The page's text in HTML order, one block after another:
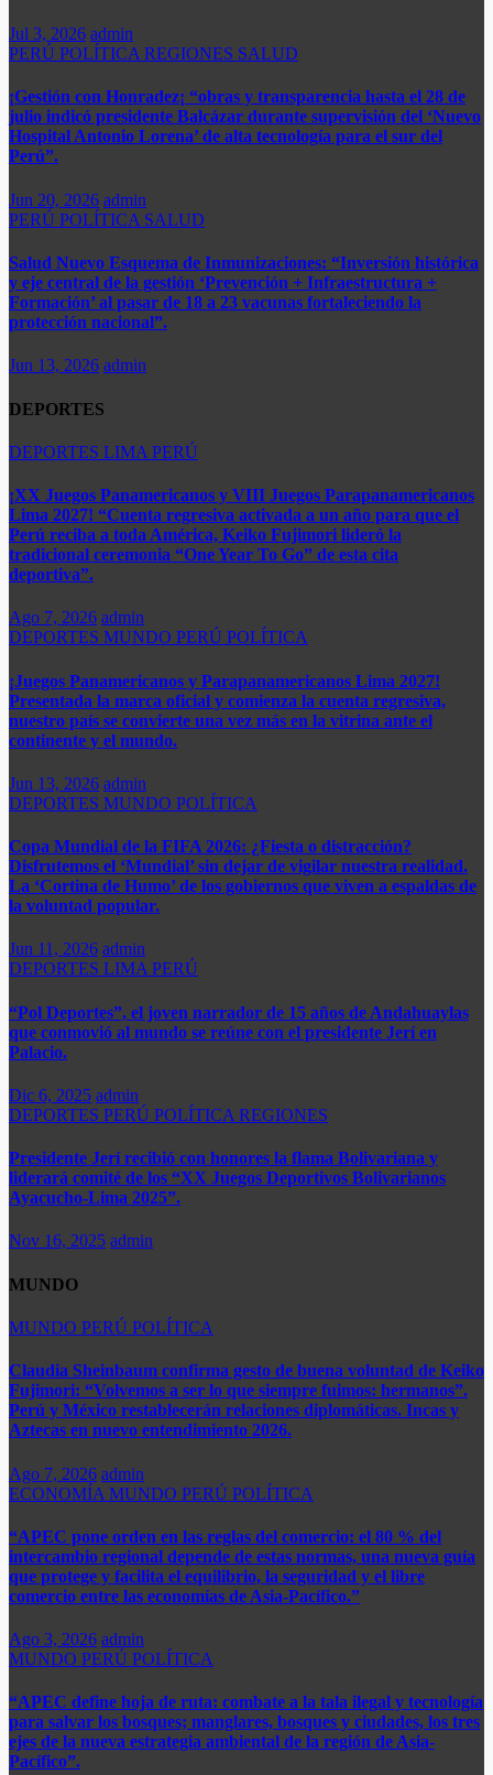
Jul 3, 2026 admin
PERÚ POLÍTICA REGIONES SALUD
¡Gestión con Honradez¡ “obras y transparencia hasta el 28 de
julio indicó presidente Balcázar durante supervisión del ‘Nuevo
Hospital Antonio Lorena’ de alta tecnología para el sur del
Perú”.​
Jun 20, 2026 admin
PERÚ POLÍTICA SALUD
Salud Nuevo Esquema de Inmunizaciones: “Inversión histórica
y eje central de la gestión ‘Prevención + Infraestructura +
Formación’ al pasar de 18 a 23 vacunas fortaleciendo la
protección nacional”.
Jun 13, 2026 admin
DEPORTES
DEPORTES LIMA PERÚ
¡XX Juegos Panamericanos y VIII Juegos Parapanamericanos
Lima 2027! “Cuenta regresiva activada a un año para que el
Perú reciba a toda América, Keiko Fujimori lideró la
tradicional ceremonia “One Year To Go” de esta cita
deportiva”.
Ago 7, 2026 admin
DEPORTES MUNDO PERÚ POLÍTICA
¡Juegos Panamericanos y Parapanamericanos Lima 2027!
Presentada la marca oficial y comienza la cuenta regresiva,
nuestro país se convierte una vez más en la vitrina ante el
continente y el mundo.​
Jun 13, 2026 admin
DEPORTES MUNDO POLÍTICA
Copa Mundial de la FIFA 2026: ¿Fiesta o distracción?
Disfrutemos el ‘Mundial’ sin dejar de vigilar nuestra realidad.
La ‘Cortina de Humo’ de los gobiernos que viven a espaldas de
la voluntad popular.
Jun 11, 2026 admin
DEPORTES LIMA PERÚ
“Pol Deportes”, el joven narrador de 15 años de Andahuaylas
que conmovió al mundo se reúne con el presidente Jerí en
Palacio.
Dic 6, 2025 admin
DEPORTES PERÚ POLÍTICA REGIONES
Presidente Jerí recibió con honores la flama Bolivariana y
liderará comité de los “XX Juegos Deportivos Bolivarianos
Ayacucho-Lima 2025”.
Nov 16, 2025 admin
MUNDO
MUNDO PERÚ POLÍTICA
​​Claudia Sheinbaum confirma gesto de buena voluntad de Keiko
Fujimori: “Volvemos a ser lo que siempre fuimos: hermanos”.
Perú y México restablecerán relaciones diplomáticas. Incas y
Aztecas en nuevo entendimiento 2026.​
Ago 7, 2026 admin
ECONOMÍA MUNDO PERÚ POLÍTICA
“APEC pone orden en las reglas del comercio: el 80 % del
intercambio regional depende de estas normas, una nueva guía
que protege y facilita el equilibrio, la seguridad y el libre
comercio entre las economías de Asia-Pacífico.”​
Ago 3, 2026 admin
MUNDO PERÚ POLÍTICA
“APEC define hoja de ruta: combate a la tala ilegal y tecnología
para salvar los bosques; manglares, bosques y ciudades, los tres
ejes de la nueva estrategia ambiental de la región de Asia-
Pacífico”.